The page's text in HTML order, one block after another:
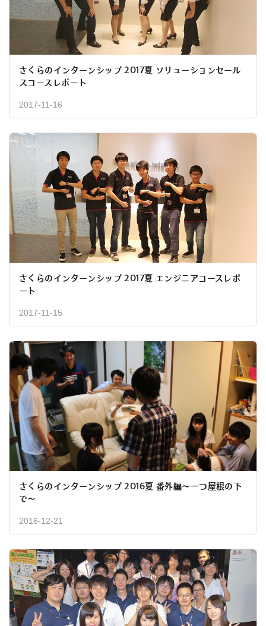
さくらのインターンシップ 2017夏 ソリューションセール
スコースレポート
2017-11-16
さくらのインターンシップ 2017夏 エンジニアコースレポ
ート
2017-11-15
さくらのインターンシップ 2016夏 番外編～一つ屋根の下
で～
2016-12-21